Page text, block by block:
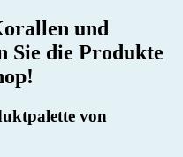
und
Sie die Produkte
von